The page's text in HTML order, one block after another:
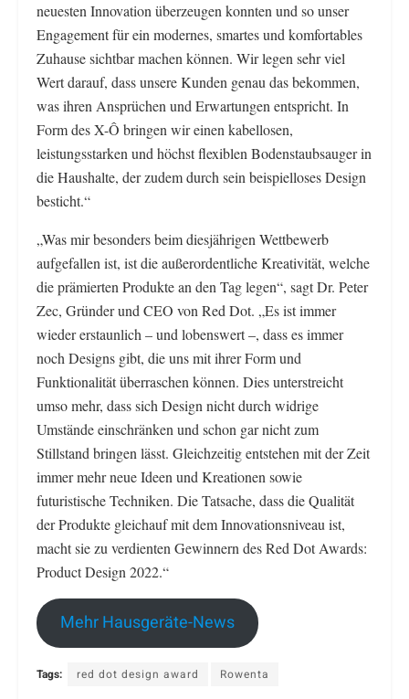
neuesten Innovation überzeugen konnten und so unser
Engagement für ein modernes, smartes und komfortables
Zuhause sichtbar machen können. Wir legen sehr viel
Wert darauf, dass unsere Kunden genau das bekommen,
was ihren Ansprüchen und Erwartungen entspricht. In
Form des X-Ô bringen wir einen kabellosen,
leistungsstarken und höchst flexiblen Bodenstaubsauger in
die Haushalte, der zudem durch sein beispielloses Design
besticht.“
„Was mir besonders beim diesjährigen Wettbewerb
aufgefallen ist, ist die außerordentliche Kreativität, welche
die prämierten Produkte an den Tag legen“, sagt Dr. Peter
Zec, Gründer und CEO von Red Dot. „Es ist immer
wieder erstaunlich – und lobenswert –, dass es immer
noch Designs gibt, die uns mit ihrer Form und
Funktionalität überraschen können. Dies unterstreicht
umso mehr, dass sich Design nicht durch widrige
Umstände einschränken und schon gar nicht zum
Stillstand bringen lässt. Gleichzeitig entstehen mit der Zeit
immer mehr neue Ideen und Kreationen sowie
futuristische Techniken. Die Tatsache, dass die Qualität
der Produkte gleichauf mit dem Innovationsniveau ist,
macht sie zu verdienten Gewinnern des Red Dot Awards:
Product Design 2022.“
Mehr Hausgeräte-News
Tags: red dot design award Rowenta